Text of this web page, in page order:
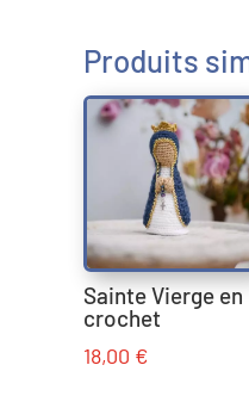
Produits
Sainte Vierge en
crochet
18,00 €